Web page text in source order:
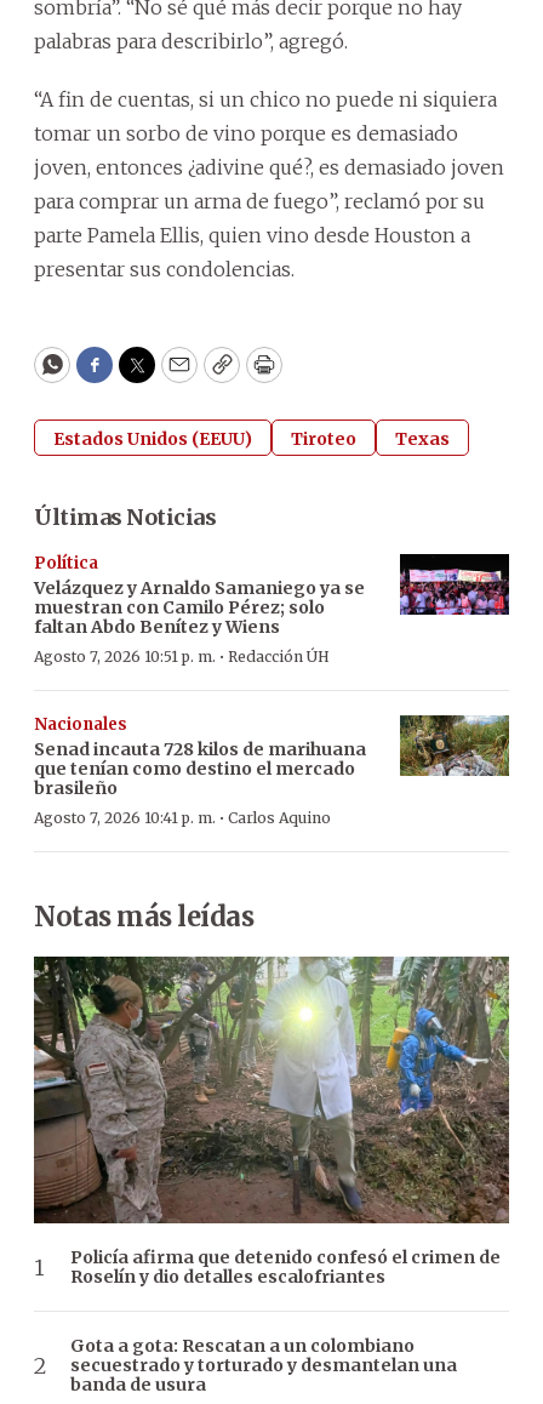
sombría”. “No sé qué más decir porque no hay
palabras para describirlo”, agregó.
“A fin de cuentas, si un chico no puede ni siquiera
tomar un sorbo de vino porque es demasiado
joven, entonces ¿adivine qué?, es demasiado joven
para comprar un arma de fuego”, reclamó por su
parte Pamela Ellis, quien vino desde Houston a
presentar sus condolencias.
WhatsApp
Facebook
Twitter
EmailCopyPrint
Estados Unidos (EEUU) Tiroteo Texas
Últimas Noticias
Política
Velázquez y Arnaldo Samaniego ya se
muestran con Camilo Pérez; solo
faltan Abdo Benítez y Wiens
Agosto 7, 2026 10:51 p. m. · Redacción ÚH
Nacionales
Senad incauta 728 kilos de marihuana
que tenían como destino el mercado
brasileño
Agosto 7, 2026 10:41 p. m. · Carlos Aquino
Notas más leídas
Policía afirma que detenido confesó el crimen de
Roselín y dio detalles escalofriantes
Gota a gota: Rescatan a un colombiano
secuestrado y torturado y desmantelan una
banda de usura